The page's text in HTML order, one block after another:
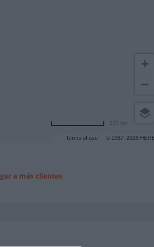
Terms of use © 1987–2026
200 km
a más clientes.